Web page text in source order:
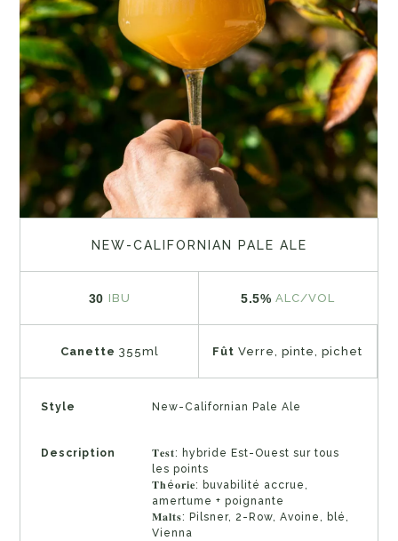
NEW-CALIFORNIAN PALE ALE
30 IBU 5.5% ALC/VOL
Canette 355ml FûtVerre, pinte, pichet
Style New-Californian Pale Ale
Description
𝐓𝐞𝐬𝐭: hybride Est-Ouest sur tous
les points
𝐓𝐡é𝐨𝐫𝐢𝐞: buvabilité accrue,
amertume + poignante
𝐌𝐚𝐥𝐭𝐬: Pilsner, 2-Row, Avoine, blé,
Vienna